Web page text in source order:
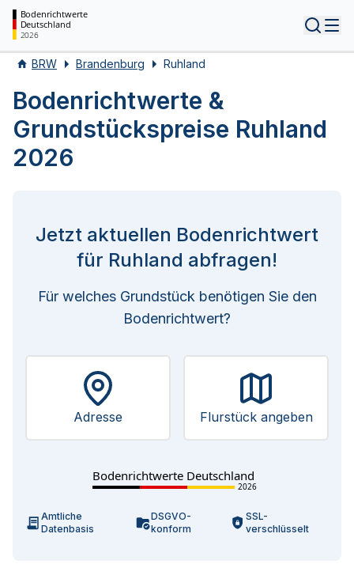
Bodenrichtwerte
Deutschland
2026
BRW Brandenburg Ruhland
Bodenrichtwerte &
Grundstückspreise Ruhland
2026
Jetzt aktuellen Bodenrichtwert
für Ruhland abfragen!
Für welches Grundstück benötigen Sie den
Bodenrichtwert?
Adresse Flurstück angeben
Bodenrichtwerte Deutschland
2026
Amtliche
Datenbasis
DSGVO-
konform
SSL-
verschlüsselt